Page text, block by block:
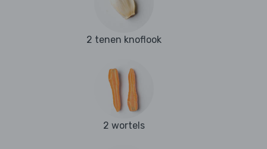
2 tenen knoflook
2 wortels